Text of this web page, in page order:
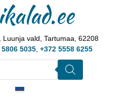
Luunja vald, Tartumaa, 62208
5035, +372 5558 6255